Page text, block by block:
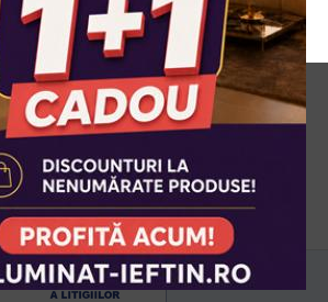
0371.504.543